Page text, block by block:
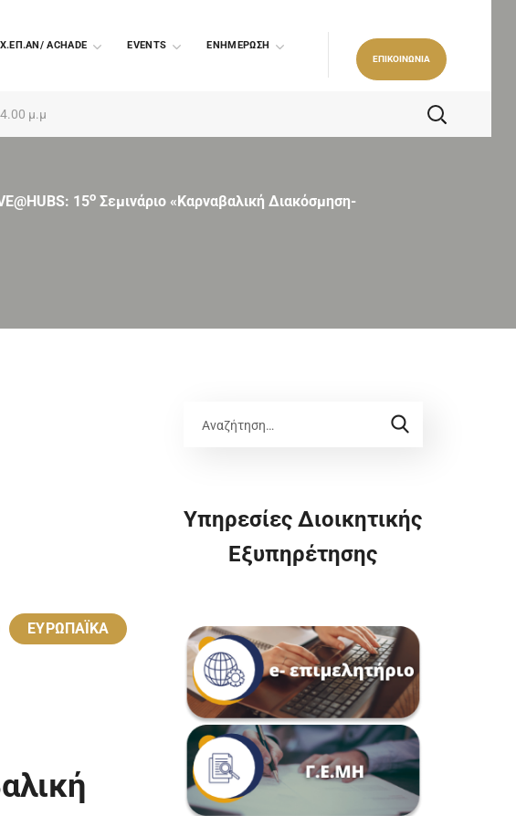
ACHADE EVENTS ΕΝΗΜΕΡΩΣΗ
ΕΠΙΚΟΙΝΩΝΙΑ
μ.μ
15Ο Σεμινάριο «Καρναβαλική Διακόσμηση-
ΕΥΡΩΠΑΪΚΑ
Υπηρεσίες Διοικητικής
Εξυπηρέτησης